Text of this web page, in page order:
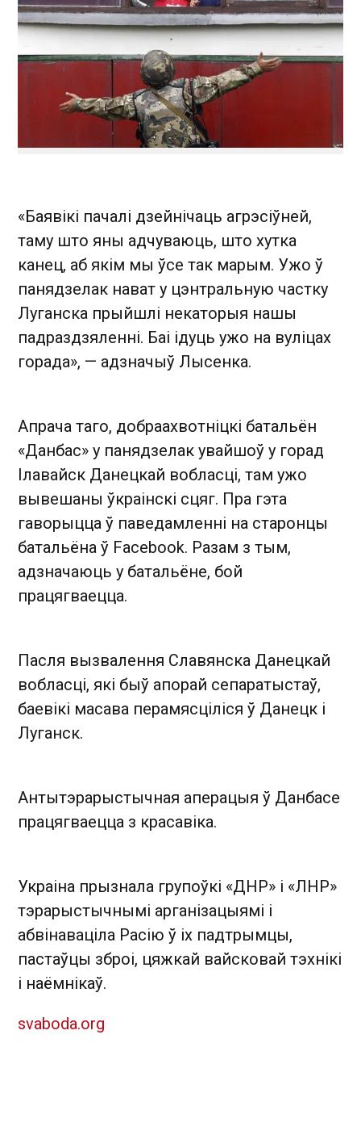
«Баявікі пачалі дзейнічаць агрэсіўней,
таму што яны адчуваюць, што хутка
канец, аб якім мы ўсе так марым. Ужо ў
панядзелак нават у цэнтральную частку
Луганска прыйшлі некаторыя нашы
падраздзяленні. Баі ідуць ужо на вуліцах
горада», — адзначыў Лысенка.
Апрача таго, добраахвотніцкі батальён
«Данбас» у панядзелак увайшоў у горад
Ілавайск Данецкай вобласці, там ужо
вывешаны ўкраінскі сцяг. Пра гэта
гаворыцца ў паведамленні на старонцы
батальёна ў Facebook. Разам з тым,
адзначаюць у батальёне, бой
працягваецца.
Пасля вызвалення Славянска Данецкай
вобласці, які быў апорай сепаратыстаў,
баевікі масава перамясціліся ў Данецк і
Луганск.
Антытэрарыстычная аперацыя ў Данбасе
працягваецца з красавіка.
Украіна прызнала групоўкі «ДНР» і «ЛНР»
тэрарыстычнымі арганізацыямі і
абвінаваціла Расію ў іх падтрымцы,
пастаўцы зброі, цяжкай вайсковай тэхнікі
і наёмнікаў.
svaboda.org